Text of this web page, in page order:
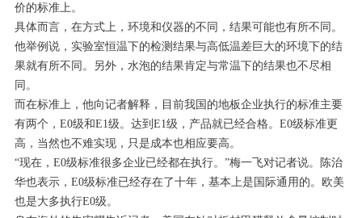
价的标准上。
具体而言，在方式上，环境和仪器的不同，结果可能也有所不同。
他举例说，实验室恒温下的检测结果与高低温差巨大的环境下的结
果就有所不同。另外，水泡的结果肯定与常温下的结果也不尽相
同。
而在标准上，他向记者解释，目前我国的地板企业执行的标准主要
有两个，E0级和E1级。达到E1级，产品就已经合格。E0级标准更
高，当然也不难实现，只是成本也相应要高。
“现在，E0级标准很多企业已经都在执行。”梅一飞对记者说。陈治
华也表示，E0级标准已经存在了十年，基本上是国际通用的。欧美
也是大多执行E0级。